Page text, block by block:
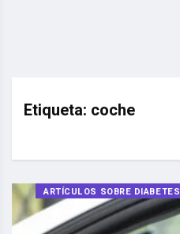
Etiqueta: coche
ARTÍCULOS SOBRE DIABETES